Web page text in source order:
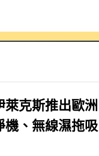
克斯推出歐洲
機、無線濕拖吸